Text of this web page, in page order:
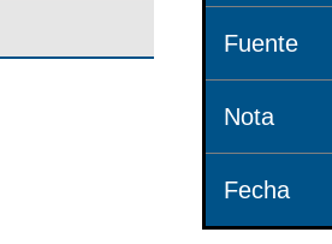
Fuente
Nota
Fecha